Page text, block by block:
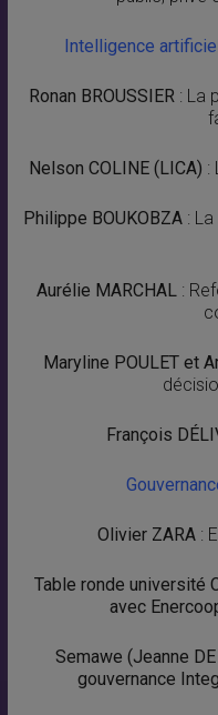
Intelligence
Ronan BROUSSIER : La
Nelson COLINE (LICA) :
Philippe BOUKOBZA :
Aurélie MARCHAL :
Maryline POULET et
François
Olivier ZARA :
Table ronde université
avec
Semawe (Jeanne
gouvernance